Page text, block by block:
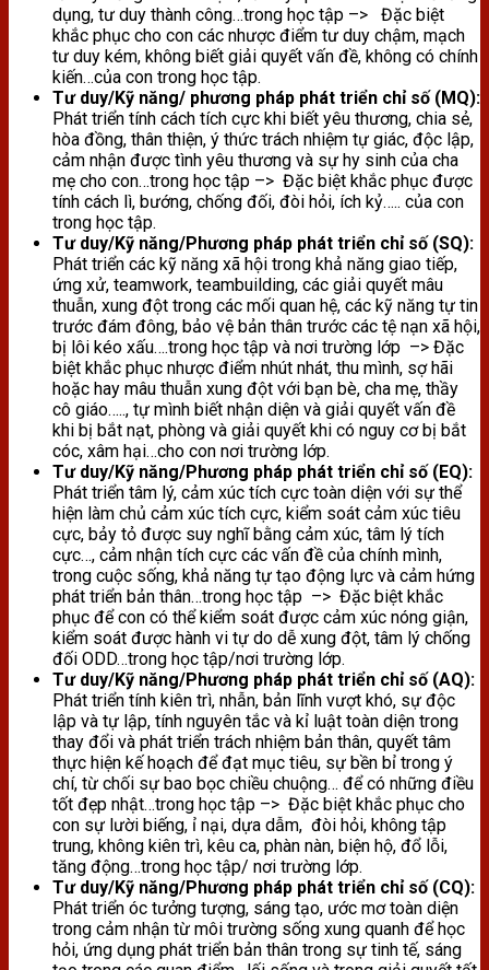
dụng, tư duy thành công…trong học tập –> Đặc biệt
khắc phục cho con các nhược điểm tư duy chậm, mạch
tư duy kém, không biết giải quyết vấn đề, không có chính
kiến…của con trong học tập.
Tư duy/Kỹ năng/ phương pháp phát triển chỉ số (MQ):
Phát triển tính cách tích cực khi biết yêu thương, chia sẻ,
hòa đồng, thân thiện, ý thức trách nhiệm tự giác, độc lập,
cảm nhận được tình yêu thương và sự hy sinh của cha
mẹ cho con…trong học tập –> Đặc biệt khắc phục được
tính cách lì, bướng, chống đối, đòi hỏi, ích kỷ….. của con
trong học tập.
Tư duy/Kỹ năng/Phương pháp phát triển chỉ số (SQ):
Phát triển các kỹ năng xã hội trong khả năng giao tiếp,
ứng xử, teamwork, teambuilding, các giải quyết mâu
thuẫn, xung đột trong các mối quan hệ, các kỹ năng tự tin
trước đám đông, bảo vệ bản thân trước các tệ nạn xã hội,
bị lôi kéo xấu….trong học tập và nơi trường lớp –> Đặc
biệt khắc phục nhược điểm nhút nhát, thu mình, sợ hãi
hoặc hay mâu thuẫn xung đột với bạn bè, cha mẹ, thầy
cô giáo….., tự mình biết nhận diện và giải quyết vấn đề
khi bị bắt nạt, phòng và giải quyết khi có nguy cơ bị bắt
cóc, xâm hại…cho con nơi trường lớp.
Tư duy/Kỹ năng/Phương pháp phát triển chỉ số (EQ):
Phát triển tâm lý, cảm xúc tích cực toàn diện với sự thể
hiện làm chủ cảm xúc tích cực, kiểm soát cảm xúc tiêu
cực, bảy tỏ được suy nghĩ bằng cảm xúc, tâm lý tích
cực…, cảm nhận tích cực các vấn đề của chính mình,
trong cuộc sống, khả năng tự tạo động lực và cảm hứng
phát triển bản thân…trong học tập –> Đặc biệt khắc
phục để con có thể kiểm soát được cảm xúc nóng giận,
kiểm soát được hành vi tự do dễ xung đột, tâm lý chống
đối ODD…trong học tập/nơi trường lớp.
Tư duy/Kỹ năng/Phương pháp phát triển chỉ số (AQ):
Phát triển tính kiên trì, nhẫn, bản lĩnh vượt khó, sự độc
lập và tự lập, tính nguyên tắc và kỉ luật toàn diện trong
thay đổi và phát triển trách nhiệm bản thân, quyết tâm
thực hiện kế hoạch để đạt mục tiêu, sự bền bỉ trong ý
chí, từ chối sự bao bọc chiều chuộng… để có những điều
tốt đẹp nhật…trong học tập –> Đặc biệt khắc phục cho
con sự lười biếng, ỉ nại, dựa dẫm, đòi hỏi, không tập
trung, không kiên trì, kêu ca, phàn nàn, biện hộ, đổ lỗi,
tăng động…trong học tập/ nơi trường lớp.
Tư duy/Kỹ năng/Phương pháp phát triển chỉ số (CQ):
Phát triển óc tưởng tượng, sáng tạo, ước mơ toàn diện
trong cảm nhận từ môi trường sống xung quanh để học
hỏi, ứng dụng phát triển bản thân trong sự tinh tế, sáng